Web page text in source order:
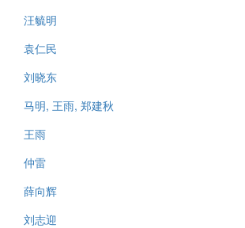
汪毓明
袁仁民
刘晓东
马明, 王雨, 郑建秋
王雨
仲雷
薛向辉
刘志迎